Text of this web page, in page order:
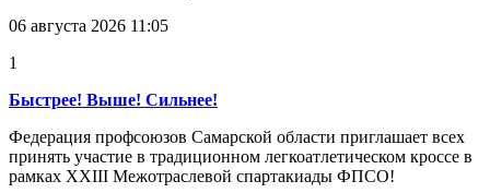
06 августа 2026 11:05
1
Быстрее! Выше! Сильнее!
Федерация профсоюзов Самарской области приглашает всех
принять участие в традиционном легкоатлетическом кроссе в
рамках XXIII Межотраслевой спартакиады ФПСО!